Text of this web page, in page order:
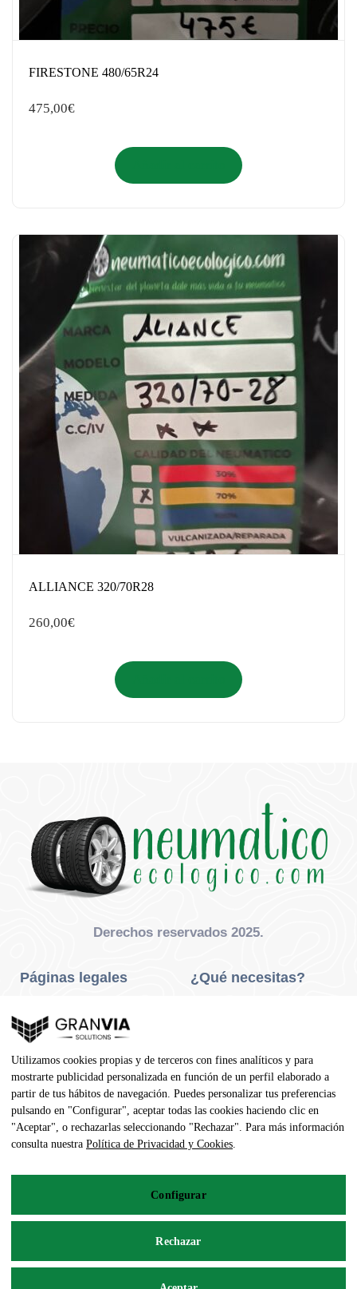
FIRESTONE 480/65R24
475,00€
ALLIANCE 320/70R28
260,00€
Derechos reservados 2025.
Páginas legales
Privacidad Y Cookies
Aviso Legal
Condiciones De Compra
Contacto
¿Qué necesitas?
Neumáticos Agrícola
Dirección
pedidos@neumaticoecologico.com
De Lunes a Viernes: 08:30 – 14:00 16:00 – 19:00
Utilizamos cookies propias y de terceros con fines analíticos y para
mostrarte publicidad personalizada en función de un perfil elaborado a
partir de tus hábitos de navegación. Puedes personalizar tus preferencias
pulsando en "Configurar", aceptar todas las cookies haciendo clic en
"Aceptar", o rechazarlas seleccionando "Rechazar". Para más información
consulta nuestra Política de Privacidad y Cookies.
Configurar
Rechazar